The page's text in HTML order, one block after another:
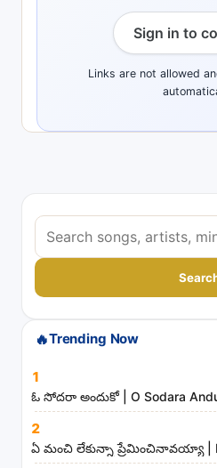
Sign in to
Links are not allowed
S
e
a
r
h
o
n
g
s
🔥Trending Now
1
ఓ సోదరా అందుకో | O Sodara
2
ఏ మంచి లేకున్నా ప్రేమించినావయ్యా | E